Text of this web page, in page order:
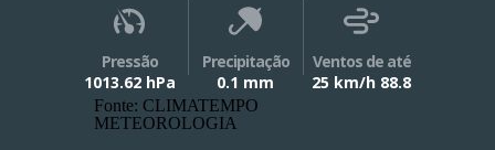
Pressão
1013.62 hPa
Precipitação
0.1 mm
Ventos de até
25 km/h 88.8
Fonte: CLIMATEMPO
METEOROLOGIA